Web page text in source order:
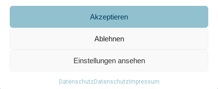
Akzeptieren
Ablehnen
Einstellungen ansehen
Datenschutz Datenschutz Impressum
91/1a
Österreich
+43 (0) 2682 22299-0
Impressum